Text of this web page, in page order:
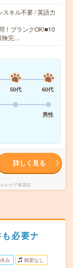
スキル不要 / 英語力
！ブランクOK!■10
険完…
50代
60代
男性
詳しく見る
ルケア事業部
必要ナ
み 残業なし